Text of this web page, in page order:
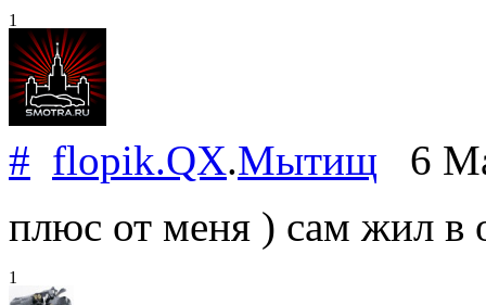
1
# flopik.QX.Мытищ 6
плюс от меня ) сам жил в
1